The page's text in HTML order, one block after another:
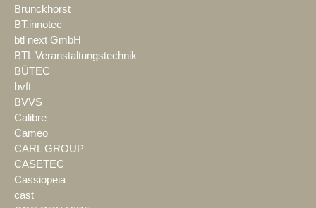
Brunckhorst
BT.innotec
btl next GmbH
BTL Veranstaltungstechnik
BÜTEC
bvft
BVVS
Calibre
Cameo
CARL GROUP
CASETEC
Cassiopeia
cast